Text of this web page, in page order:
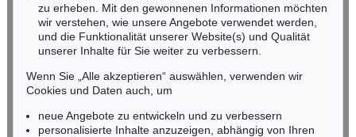
NORDDEUTSCHLAND
Nico Kassel, M.A.
Mobil: +49 (0)171 8618661
n.kassel@kettererkunst.de
zu erheben. Mit den gewonnenen Informationen möchten
wir verstehen, wie unsere Angebote verwendet werden,
und die Funktionalität unserer Website(s) und Qualität
unserer Inhalte für Sie weiter zu verbessern.
Wenn Sie „Alle akzeptieren“ auswählen, verwenden wir
Cookies und Daten auch, um
neue Angebote zu entwickeln und zu verbessern
personalisierte Inhalte anzuzeigen, abhängig von Ihren